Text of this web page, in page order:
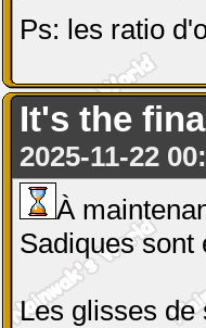
Ps: les ratio
It's the
2025-11-22
À
Sadiques sont
Les glisses de